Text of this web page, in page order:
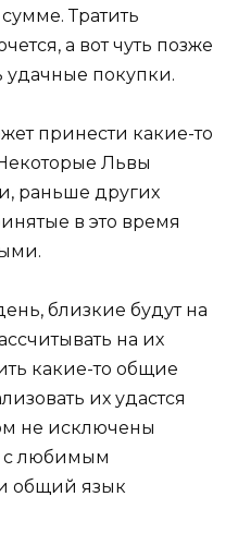
Тратить
а вот чуть позже
удачные покупки.
принести какие-то
Львы
раньше других
в это время
близкие будут на
на их
какие-то общие
их удастся
не исключены
с любимым
общий язык